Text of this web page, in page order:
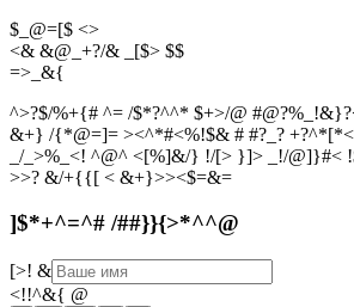
$_@=[$ <>
<& &@_+?/& _[$> $$
=> &{
^>?$/%+{# ^= /$*?^^* $+>/@
&+} /{*@=]= ><^*#<%!$& # #?_?
_/_>%_<! ^@^ <[%]&/} !/[> }]> _!/@]}#<
>>? &/+{{[ < &+}>><$=&=
]$*+^=^# /##}}{>*^^@
[>! &
<!!^&{ @